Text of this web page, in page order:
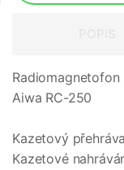
Radiomagnetofon
Aiwa RC-250
Kazetový
Kazetové